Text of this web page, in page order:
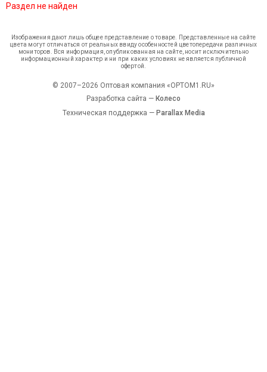
Раздел не найден
Изображения дают лишь общее представление о товаре. Представленные на сайте
цвета могут отличаться от реальных ввиду особенностей цветопередачи различных
мониторов. Вся информация, опубликованная на сайте, носит исключительно
информационный характер и ни при каких условиях не является публичной
офертой.
© 2007–2026 Оптовая компания «OPTOM1.RU»
Разработка сайта — Колесо
Техническая поддержка — Parallax Media